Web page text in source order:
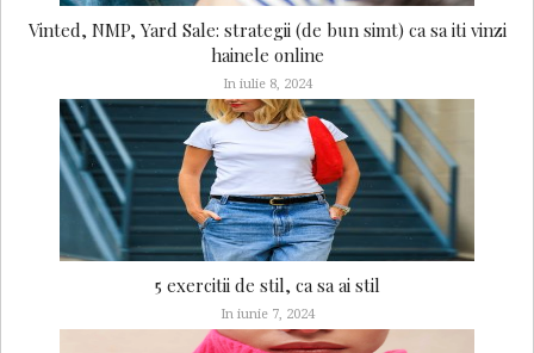
Vinted, NMP, Yard Sale: strategii (de bun simt) ca sa iti vinzi
hainele online
In iulie 8, 2024
5 exercitii de stil, ca sa ai stil
In iunie 7, 2024